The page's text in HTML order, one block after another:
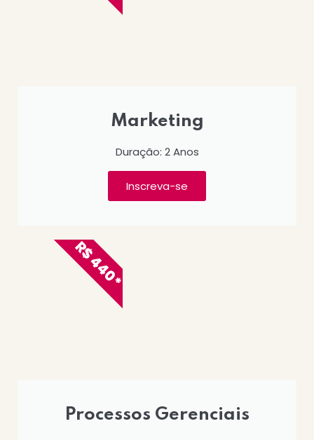
Marketing
Duração: 2 Anos
Inscreva-se
Processos Gerenciais
R$ 440*